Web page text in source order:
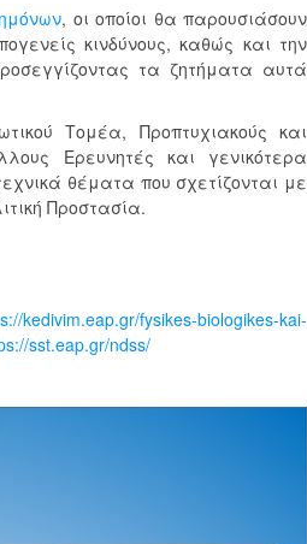
, οι οποίοι θα παρουσιάσουν
κινδύνους, καθώς και την
τα ζητήματα αυτά
Τομέα, Προπτυχιακούς και
Ερευνητές και γενικότερα
θέματα που σχετίζονται με
Προστασία.
kedivim.eap.gr/fysikes-biologikes-kai-
sst.eap.gr/ndss/